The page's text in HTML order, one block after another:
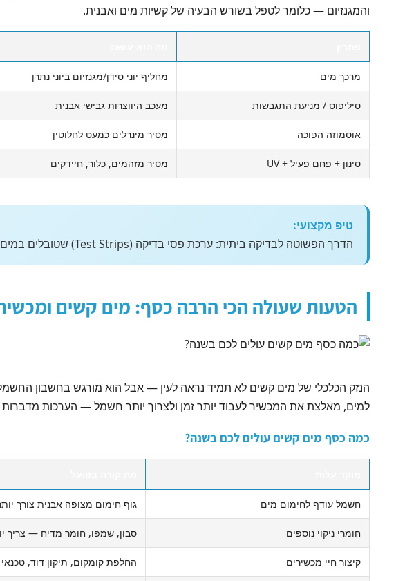
והמגנזיום — כלומר לטפל בשורש הבעיה של קשיות מים ואבנית.
מרכך מים מחליף יוני סידן/מגנזיום ביוני נתרן
סיליפוס / מניעת התגבשות מעכב היווצרות גבישי אבנית
אוסמוזה הפוכה מסיר מינרלים כמעט לחלוטין
סינון + פחם פעיל + UV מסיר מזהמים, כלור, חיידקים
טיפ מקצועי:
הדרך הפשוטה לבדיקה ביתית: ערכת פסי בדיקה (Test Strips) שטובלים במים ומשווים את הצבע לטבלה, או ערכת טיפות שמאפשרת מדידה מדויקת ביחידות מ"ג לליטר כ-CaCO₃.
הטעות שעולה הכי הרבה כסף: מים קשים
הנזק הכלכלי של מים קשים לא תמיד נראה לעין — אבל הוא מורגש בחשבון
למים, מאלצת את המכשיר לעבוד יותר זמן ולצרוך יותר חשמל — הערכות מדברות על עלייה של 20%–30%
כמה כסף מים קשים עולים לכם בשנה?
חשמל עודף לחימום מים גוף חימום מצופה אבנית צורך
חומרי ניקוי נוספים סבון, שמפו, חומר מדיח — צריך
קיצור חיי מכשירים החלפת קומקום, תיקון דוד,